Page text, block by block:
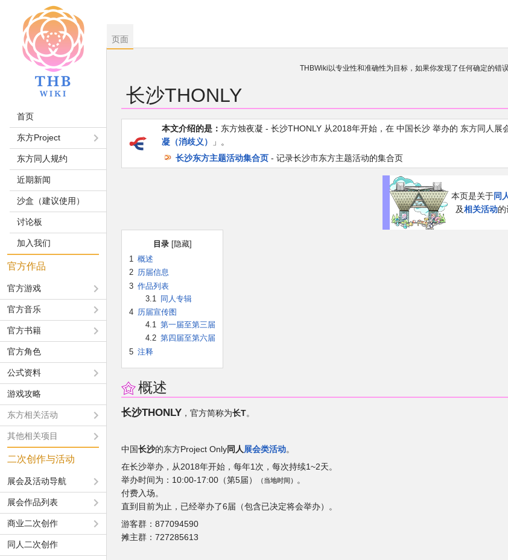
THBWiki以专业性和准确性为目标，如果你发现了任何确定的错
长沙THONLY
本文介绍的是： 东方烛夜凝 - 长沙THONLY 从2018年开始，在 中国长沙 举办的 东方同人
凝（消歧义）
」。
长沙东方主题活动集合页- 记录长沙市东方主题活动的集合页
本页是关于同
及相关活动的
目录
1 概述
2 历届信息
3 作品列表
3.1
同人专辑
4 历届宣传图
4.1 第一届至第三届
4.2 第四届至第六届
5 注释
概述
长沙THONLY ，官方简称为长T。
中国长沙的东方Project Only同人 展会类活动。
在长沙举办，从2018年开始，每年1次，每次持续1~2天。
举办时间为：10:00-17:00（第5届）
（当地时间）
。
付费入场。
直到目前为止，已经举办了6届（包含已决定将会举办）。
游客群：877094590
摊主群：727285613
页面
首页
东方Project
东方同人规约
近期新闻
沙盒（建议使用）
讨论板
加入我们
官方作品
官方游戏
官方音乐
官方书籍
官方角色
公式资料
游戏攻略
东方相关活动
其他相关项目
二次创作与活动
展会及活动导航
展会作品列表
商业二次创作
同人二次创作